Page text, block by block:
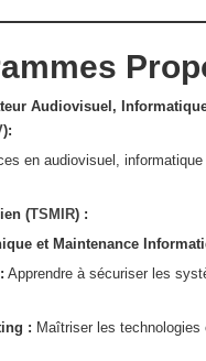
Audiovisuel,
):
en audiovisuel,
(TSMIR) :
et Maintenance
Apprendre à sécuriser les
: Maîtriser les